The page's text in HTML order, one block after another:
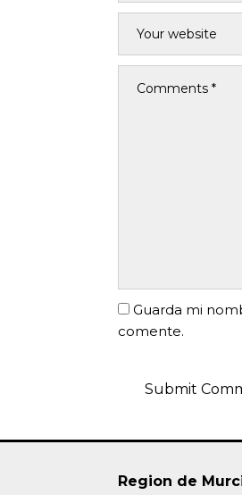
Guarda mi
comente.
Region de